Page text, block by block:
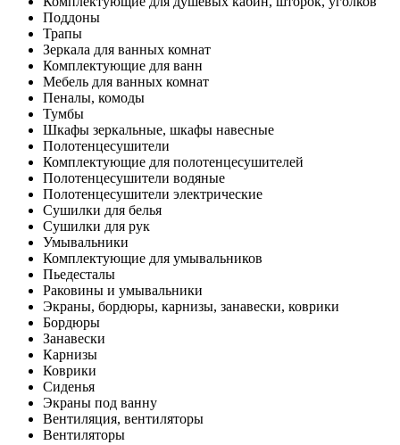
Поддоны
Трапы
Зеркала для ванных комнат
Комплектующие для ванн
Мебель для ванных комнат
Пеналы, комоды
Тумбы
Шкафы зеркальные, шкафы навесные
Полотенцесушители
Комплектующие для полотенцесушителей
Полотенцесушители водяные
Полотенцесушители электрические
Сушилки для белья
Сушилки для рук
Умывальники
Комплектующие для умывальников
Пьедесталы
Раковины и умывальники
Экраны, бордюры, карнизы, занавески, коврики
Бордюры
Занавески
Карнизы
Коврики
Сиденья
Экраны под ванну
Вентиляция, вентиляторы
Вентиляторы